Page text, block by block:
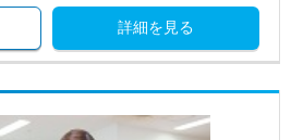
詳細を見る